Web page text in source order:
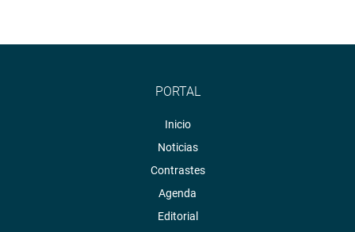
PORTAL
Inicio
Noticias
Contrastes
Agenda
Editorial